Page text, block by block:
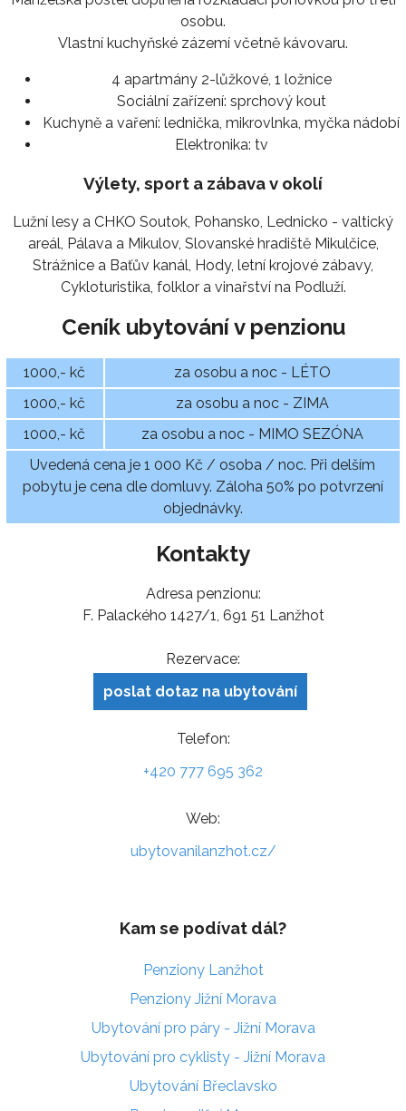
osobu.
Vlastní kuchyňské zázemí včetně kávovaru.
4 apartmány 2-lůžkové, 1 ložnice
Sociální zařízení: sprchový kout
Kuchyně a vaření: lednička, mikrovlnka, myčka nádobí
Elektronika: tv
Výlety, sport a zábava v okolí
Lužní lesy a CHKO Soutok, Pohansko, Lednicko - valtický
areál, Pálava a Mikulov, Slovanské hradiště Mikulčice,
Strážnice a Baťův kanál, Hody, letní krojové zábavy,
Cykloturistika, folklor a vinařství na Podluží.
Ceník ubytování v penzionu
1000,- kč
za osobu a noc - LÉTO
1000,- kč
za osobu a noc - ZIMA
1000,- kč
za osobu a noc - MIMO SEZÓNA
Uvedená cena je 1 000 Kč / osoba / noc. Při delším
pobytu je cena dle domluvy. Záloha 50% po potvrzení
objednávky.
Kontakty
Adresa penzionu:
F. Palackého 1427/1, 691 51 Lanžhot
Rezervace:
poslat dotaz na ubytování
Telefon:
+420 777 695 362
Web:
ubytovanilanzhot.cz/
Kam se podívat dál?
Penziony Lanžhot
Penziony Jižní Morava
Ubytování pro páry - Jižní Morava
Ubytování pro cyklisty - Jižní Morava
Ubytování Břeclavsko